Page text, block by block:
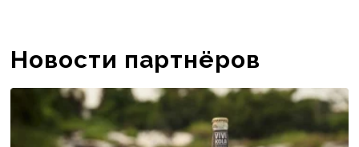
Новости партнёров